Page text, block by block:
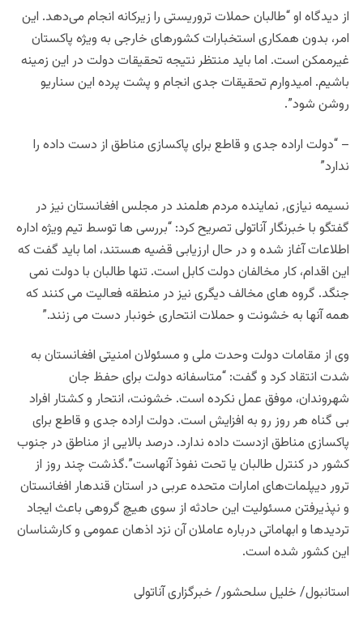
از دیدگاه او “طالبان حملات تروریستی را زیرکانه انجام می‌دهد. این
امر، بدون همکاری استخبارات کشورهای خارجی به ويژه پاکستان
غیرممکن است. اما باید منتظر نتیجه تحقیقات دولت در این زمینه
باشیم. امیدوارم تحقیقات جدی انجام و پشت پرده این سناریو
روشن شود”.
– “دولت اراده جدی و قاطع برای پاکسازی مناطق از دست داده را
ندارد”
نسیمه نیازی٬ نماینده مردم هلمند در مجلس افغانستان نیز در
گفتگو با خبرنگار آناتولی تصریح کرد: “بررسی ها توسط تیم ویژه اداره
اطلاعات آغاز شده و در حال ارزیابی قضیه هستند، اما باید گفت که
این اقدام، کار مخالفان دولت کابل است. تنها طالبان با دولت نمی
جنگد. گروه های مخالف دیگری نیز در منطقه فعالیت می کنند که
همه آنها به خشونت و حملات انتحاری خونبار دست می زنند.”
وی از مقامات دولت وحدت ملی و مسئولان امنيتی افغانستان به
شدت انتقاد کرد و گفت: “متاسفانه دولت برای حفظ جان
شهروندان، موفق عمل نکرده است. خشونت، انتحار و کشتار افراد
بی گناه هر روز رو به افزايش است. دولت اراده جدی و قاطع برای
پاکسازی مناطق ازدست داده ندارد. درصد بالایی از مناطق در جنوب
کشور در کنترل طالبان یا تحت نفوذ آنهاست”.گذشت چند روز از
ترور دیپلمات‌های امارات متحده عربی در استان قندهار افغانستان
و نپذیرفتن مسئولیت این حادثه از سوی هیچ گروهی باعث ایجاد
تردیدها و ابهاماتی درباره عاملان آن نزد اذهان عمومی و کارشناسان
این کشور شده است.
استانبول/ خلیل سلحشور/ خبرگزاری آناتولی